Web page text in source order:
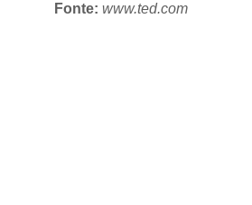
Fonte: www.ted.com